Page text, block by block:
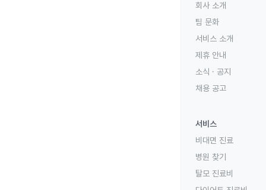
회사 소개
팀 문화
서비스 소개
제휴 안내
소식 · 공지
채용 공고
서비스
비대면 진료
병원 찾기
탈모 진료비